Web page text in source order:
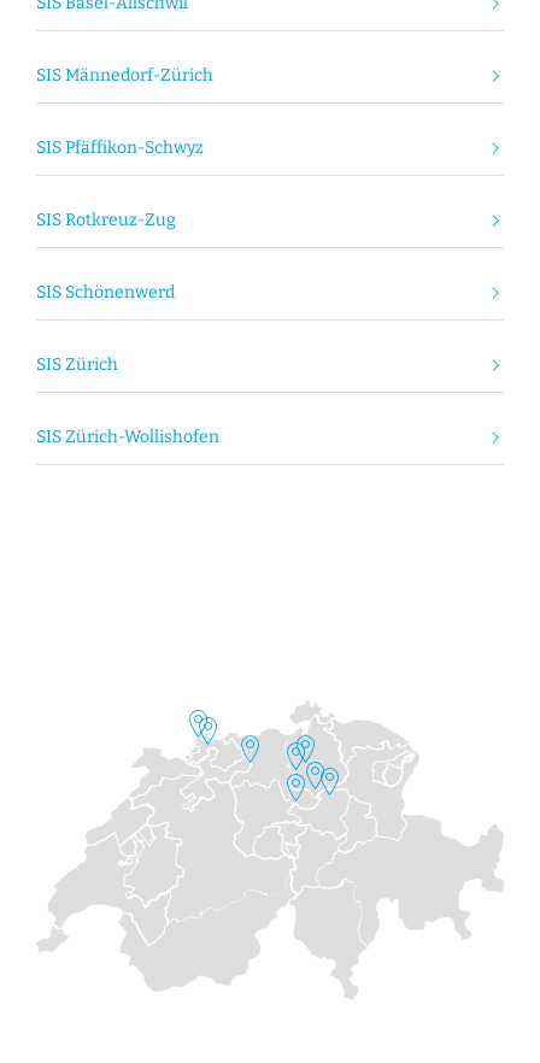
SIS Männedorf-Zürich
SIS Pfäffikon-Schwyz
SIS Rotkreuz-Zug
SIS Schönenwerd
SIS Zürich
SIS Zürich-Wollishofen